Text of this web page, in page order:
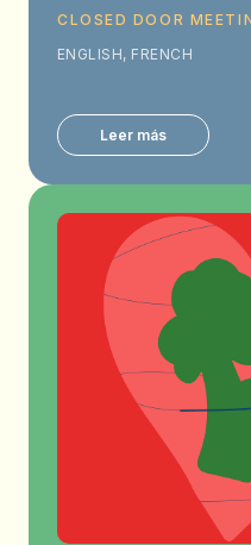
CLOSED DOOR
ENGLISH, FRENCH
Leer más